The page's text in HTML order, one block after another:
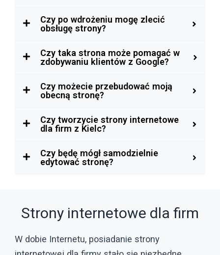
Czy po wdrożeniu mogę zlecić
obsługę strony?
Czy taka strona może pomagać w
zdobywaniu klientów z Google?
Czy możecie przebudować moją
obecną stronę?
Czy tworzycie strony internetowe
dla firm z Kielc?
Czy będę mógł samodzielnie
edytować stronę?
Strony internetowe dla firm
W dobie Internetu, posiadanie strony